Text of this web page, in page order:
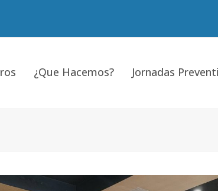
¿Que Hacemos? Jornadas